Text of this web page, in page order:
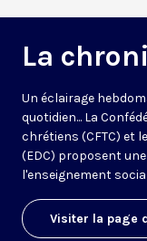
La
Un éclairage
quotidien... La
chrétiens (CFTC) et
(EDC) proposent
l'enseignement
Visiter la page